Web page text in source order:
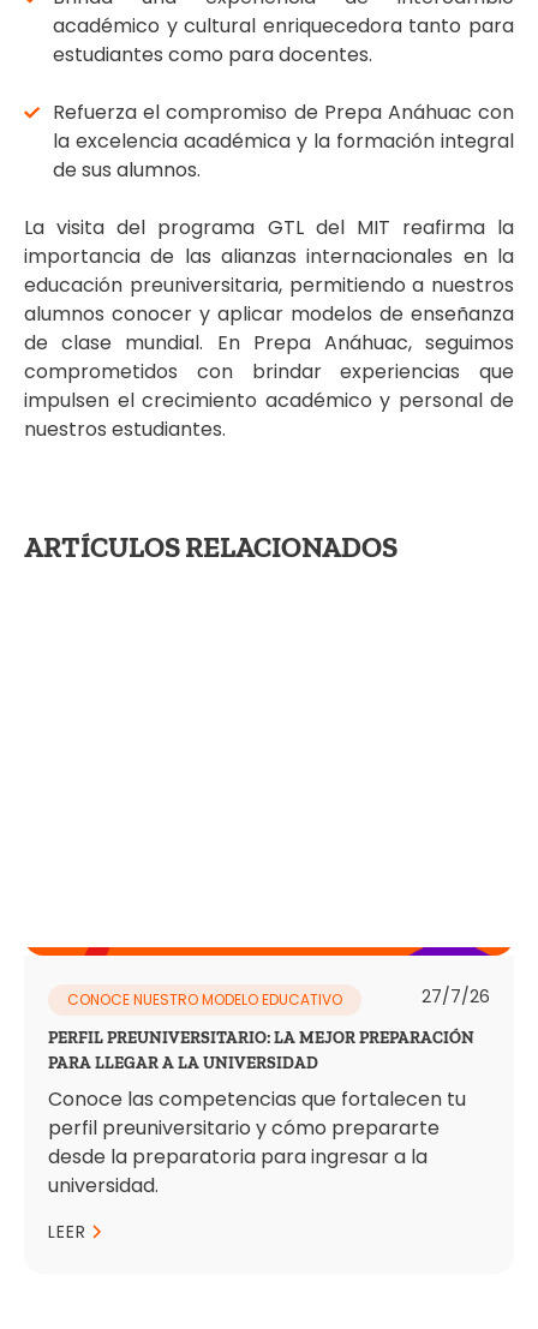
académico y cultural enriquecedora tanto para
estudiantes como para docentes.
Refuerza el compromiso de Prepa Anáhuac con
la excelencia académica y la formación integral
de sus alumnos.
La visita del programa GTL del MIT reafirma la
importancia de las alianzas internacionales en la
educación preuniversitaria, permitiendo a nuestros
alumnos conocer y aplicar modelos de enseñanza
de clase mundial. En Prepa Anáhuac, seguimos
comprometidos con brindar experiencias que
impulsen el crecimiento académico y personal de
nuestros estudiantes.
ARTÍCULOS RELACIONADOS
CONOCE NUESTRO MODELO EDUCATIVO 27/7/26
PERFIL PREUNIVERSITARIO: LA MEJOR PREPARACIÓN
PARA LLEGAR A LA UNIVERSIDAD
Conoce las competencias que fortalecen tu
perfil preuniversitario y cómo prepararte
desde la preparatoria para ingresar a la
universidad.
LEER